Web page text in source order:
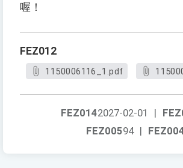
喔！
FEZ012
1150006116_1.pdf
FEZ0142027-02-01
|
FEZ00594 |